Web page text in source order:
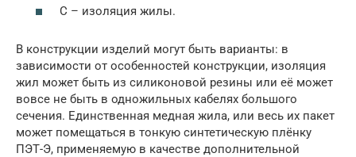
С – изоляция жилы.
В конструкции изделий могут быть варианты: в
зависимости от особенностей конструкции, изоляция
жил может быть из силиконовой резины или её может
вовсе не быть в одножильных кабелях большого
сечения. Единственная медная жила, или весь их пакет
может помещаться в тонкую синтетическую плёнку
ПЭТ-Э, применяемую в качестве дополнительной